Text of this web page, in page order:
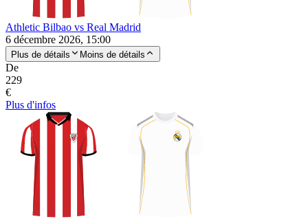
Athletic Bilbao vs Real Madrid
6 décembre 2026, 15:00
Plus de détails Moins de détails
De
229
€
Plus d'infos